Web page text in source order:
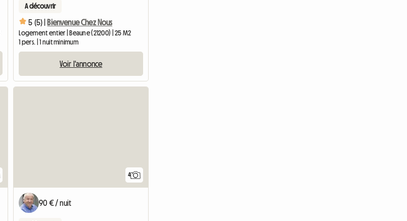
A découvrir
5 (5) | Bienvenue Chez Nous
Logement entier | Beaune (21200) | 25 M2
1 pers. | 1 nuit minimum
Voir l'annonce
4
90 € / nuit